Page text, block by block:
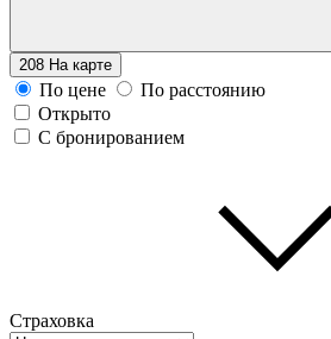
208 На карте
По цене
По расстоянию
Открыто
С бронированием
Страховка